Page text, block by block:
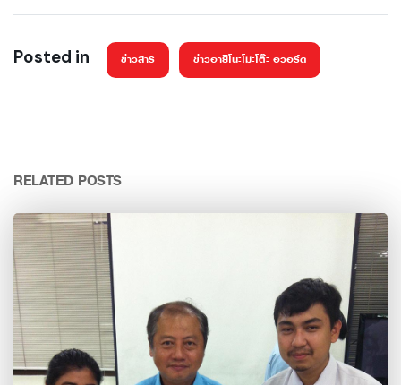
Posted in ข่าวสาร ข่าวอายิโนะโมะโต๊ะ อวอร์ด
RELATED POSTS